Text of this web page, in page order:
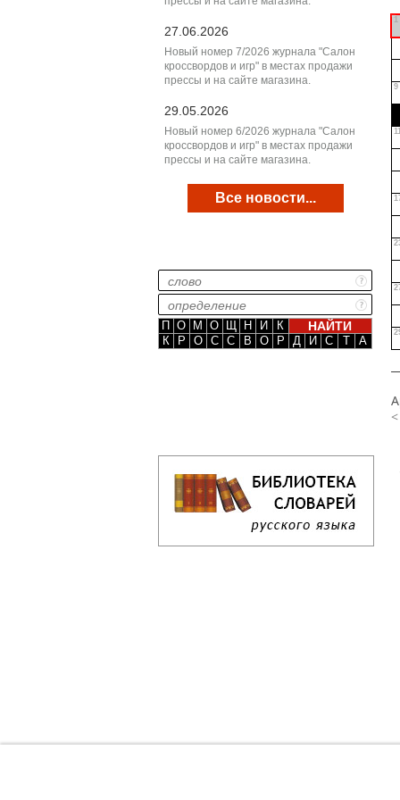
27.06.2026
Новый номер 7/2026 журнала "Салон
кроссвордов и игр" в местах продажи
прессы и на сайте магазина.
29.05.2026
Новый номер 6/2026 журнала "Салон
кроссвордов и игр" в местах продажи
прессы и на сайте магазина.
Все новости...
П О М О Щ Н И
К
К
Р О С С В О Р Д И С Т А
1
9
<